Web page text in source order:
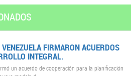
FIRMARON ACUERDOS
INTEGRAL.
un acuerdo de cooperación para la planificación